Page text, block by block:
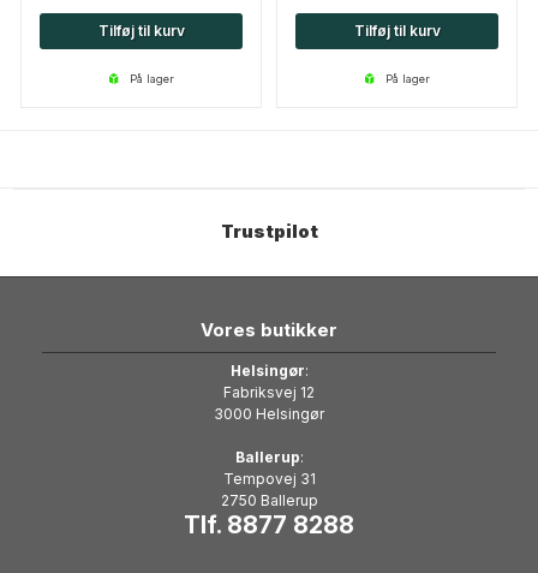
Tilføj til kurv
på lager
Tilføj til kurv
på lager
Trustpilot
Vores butikker
Helsingør:
Fabriksvej 12
3000 Helsingør
Ballerup:
Tempovej 31
2750 Ballerup
Tlf. 8877 8288